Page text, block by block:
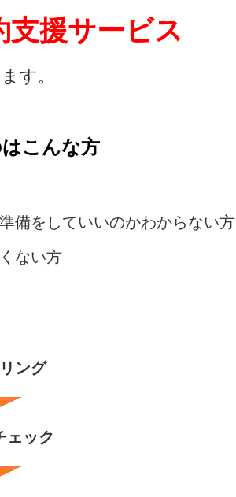
支援サービス
す。
こんな方
備をしていいのかわからない方
ない方
ング
ェック